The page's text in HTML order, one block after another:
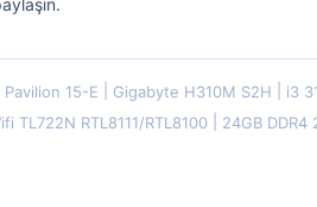
Pavilion 15-E Gigabyte H310M S2H i3
TL722N RTL8111/RTL8100
24GB DDR4